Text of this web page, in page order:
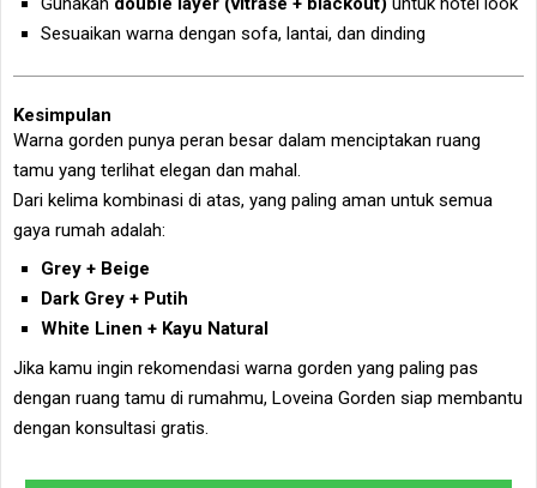
Sesuaikan warna dengan sofa, lantai, dan dinding
Kesimpulan
Warna gorden punya peran besar dalam menciptakan ruang
tamu yang terlihat elegan dan mahal.
Dari kelima kombinasi di atas, yang paling aman untuk semua
gaya rumah adalah:
Grey + Beige
Dark Grey + Putih
White Linen + Kayu Natural
Jika kamu ingin rekomendasi warna gorden yang paling pas
dengan ruang tamu di rumahmu, Loveina Gorden siap membantu
dengan konsultasi gratis.